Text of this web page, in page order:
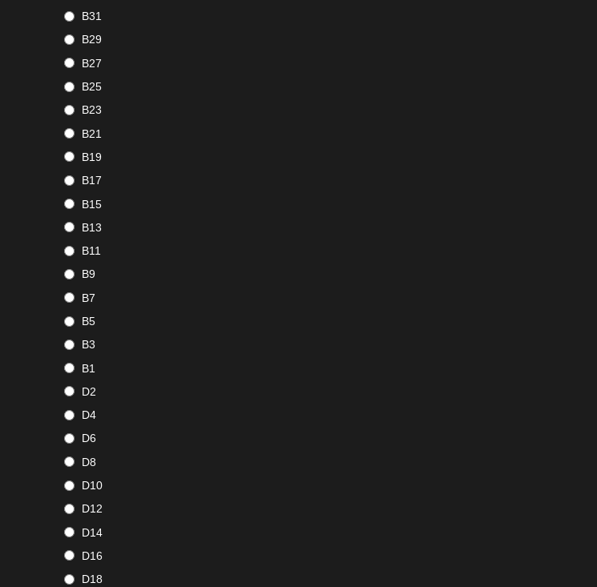
B31
B29
B27
B25
B23
B21
B19
B17
B15
B13
B11
B9
B7
B5
B3
B1
D2
D4
D6
D8
D10
D12
D14
D16
D18